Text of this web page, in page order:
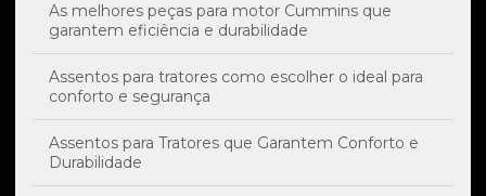
As melhores peças para motor Cummins que
garantem eficiência e durabilidade
Assentos para tratores como escolher o ideal para
conforto e segurança
Assentos para Tratores que Garantem Conforto e
Durabilidade